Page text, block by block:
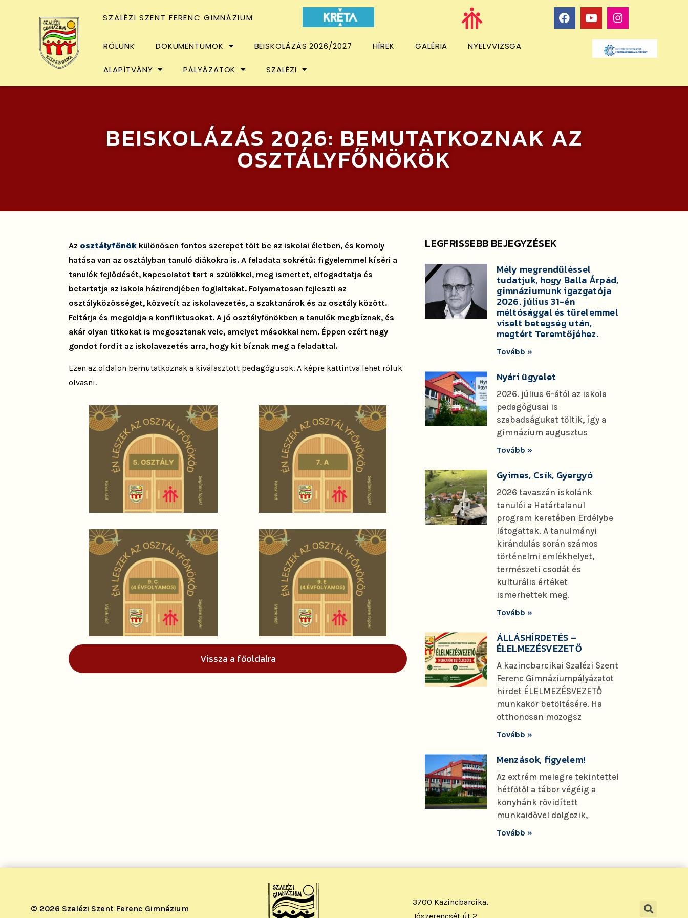
SZALÉZI SZENT FERENC GIMNÁZIUM
RÓLUNK DOKUMENTUMOK BEISKOLÁZÁS 2026/2027 HÍREK GALÉRIA NYELVVIZSGA
ALAPÍTVÁNY PÁLYÁZATOK SZALÉZI
BEISKOLÁZÁS 2026: BEMUTATKOZNAK AZ
OSZTÁLYFŐNÖKÖK
Az osztályfőnök különösen fontos szerepet tölt be az iskolai életben, és komoly
hatása van az osztályban tanuló diákokra is. A feladata sokrétű: figyelemmel kíséri a
tanulók fejlődését, kapcsolatot tart a szülőkkel, meg ismertet, elfogadtatja és
betartatja az iskola házirendjében foglaltakat. Folyamatosan fejleszti az
osztályközösséget, közvetít az iskolavezetés, a szaktanárok és az osztály között.
Feltárja és megoldja a konfliktusokat. A jó osztályfőnökben a tanulók megbíznak, és
akár olyan titkokat is megosztanak vele, amelyet másokkal nem. Éppen ezért nagy
gondot fordít az iskolavezetés arra, hogy kit bíznak meg a feladattal.
Ezen az oldalon bemutatkoznak a kiválasztott pedagógusok. A képre kattintva lehet róluk
olvasni.
Vissza a főoldalra
LEGFRISSEBB BEJEGYZÉSEK
Mély megrendüléssel
tudatjuk, hogy Balla Árpád,
gimnáziumunk igazgatója
2026. július 31-én
méltósággal és türelemmel
viselt betegség után,
megtért Teremtőjéhez.
Tovább »
Nyári ügyelet
2026. július 6-ától az iskola
pedagógusai is
szabadságukat töltik, így a
gimnázium augusztus
Tovább »
Gyimes, Csík, Gyergyó
2026 tavaszán iskolánk
tanulói a Határtalanul
program keretében Erdélybe
látogattak. A tanulmányi
kirándulás során számos
történelmi emlékhelyet,
természeti csodát és
kulturális értéket
ismerhettek meg.
Tovább »
ÁLLÁSHÍRDETÉS –
ÉLELMEZÉSVEZETŐ
A kazincbarcikai Szalézi Szent
Ferenc Gimnáziumpályázatot
hirdet ÉLELMEZÉSVEZETŐ
munkakör betöltésére. Ha
otthonosan mozogsz
Tovább »
Menzások, figyelem!
Az extrém melegre tekintettel
hétfőtől a tábor végéig a
konyhánk rövidített
munkaidővel dolgozik,
Tovább »
© 2026 Szalézi Szent Ferenc Gimnázium
3700 Kazincbarcika,